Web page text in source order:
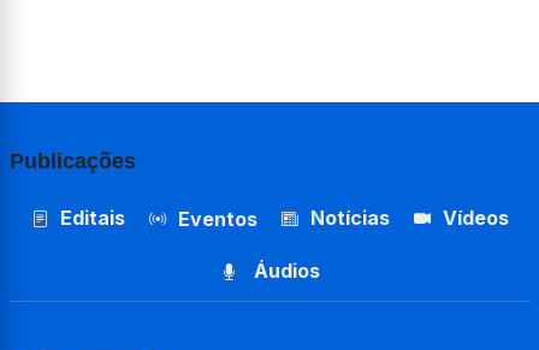
Publicações
Editais Eventos Notícias Vídeos
Áudios